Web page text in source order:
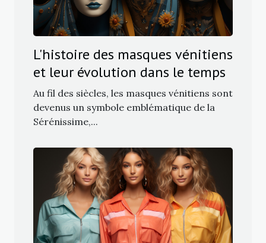
L'histoire des masques vénitiens
et leur évolution dans le temps
Au fil des siècles, les masques vénitiens sont
devenus un symbole emblématique de la
Sérénissime,...